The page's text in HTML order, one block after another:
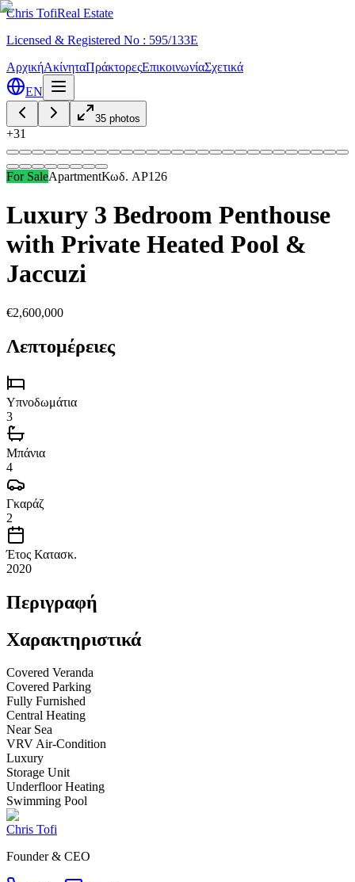
Chris TofiReal Estate
Licensed & Registered No : 595/133E
ΑρχικήΑκίνηταΠράκτορεςΕπικοινωνίαΣχετικά
EN
35 photos
+31
For SaleApartmentΚωδ. AP126
Luxury 3 Bedroom Penthouse
with Private Heated Pool &
Jaccuzi
€2,600,000
Λεπτομέρειες
Υπνοδωμάτια
3
Μπάνια
4
Γκαράζ
2
Έτος Κατασκ.
2020
Περιγραφή
Χαρακτηριστικά
Covered Veranda
Covered Parking
Fully Furnished
Central Heating
Near Sea
VRV Air-Condition
Luxury
Storage Unit
Underfloor Heating
Swimming Pool
Chris Tofi
Founder & CEO